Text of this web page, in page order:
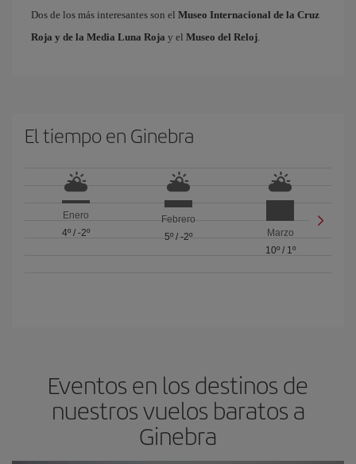
Dos de los más interesantes son el Museo Internacional de la Cruz
Roja y de la Media Luna Roja y el Museo del Reloj.
El tiempo en Ginebra
Enero
4º/ -2º
Febrero
5º/ -2º
Marzo
10º/ 1º
Eventos en los destinos de
nuestros vuelos baratos a
Ginebra